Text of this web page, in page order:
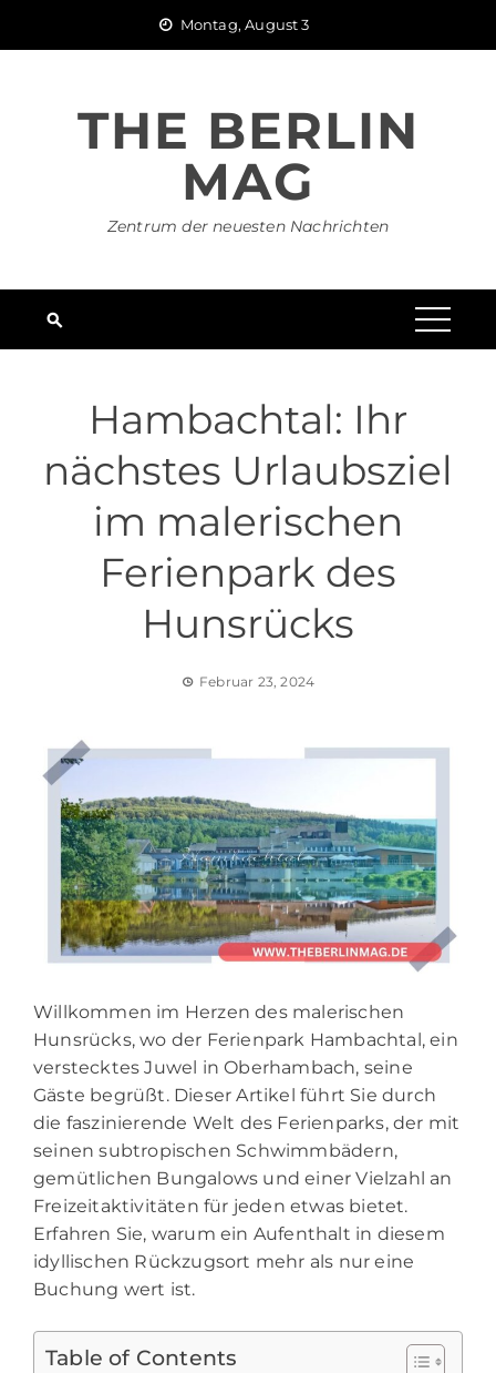
Montag, August 3
THE BERLIN
MAG
Zentrum der neuesten Nachrichten
Hambachtal: Ihr
nächstes Urlaubsziel
im malerischen
Ferienpark des
Hunsrücks
Februar 23, 2024
Willkommen im Herzen des malerischen
Hunsrücks, wo der Ferienpark Hambachtal, ein
verstecktes Juwel in Oberhambach, seine
Gäste begrüßt. Dieser Artikel führt Sie durch
die faszinierende Welt des Ferienparks, der mit
seinen subtropischen Schwimmbädern,
gemütlichen Bungalows und einer Vielzahl an
Freizeitaktivitäten für jeden etwas bietet.
Erfahren Sie, warum ein Aufenthalt in diesem
idyllischen Rückzugsort mehr als nur eine
Buchung wert ist.
Table of Contents